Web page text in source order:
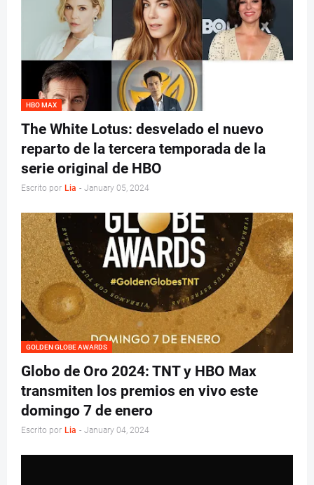
HBO MAX
The White Lotus: desvelado el nuevo
reparto de la tercera temporada de la
serie original de HBO
Escrito por Lia - January 05, 2024
GOLDEN GLOBE AWARDS
Globo de Oro 2024: TNT y HBO Max
transmiten los premios en vivo este
domingo 7 de enero
Escrito por Lia - January 04, 2024